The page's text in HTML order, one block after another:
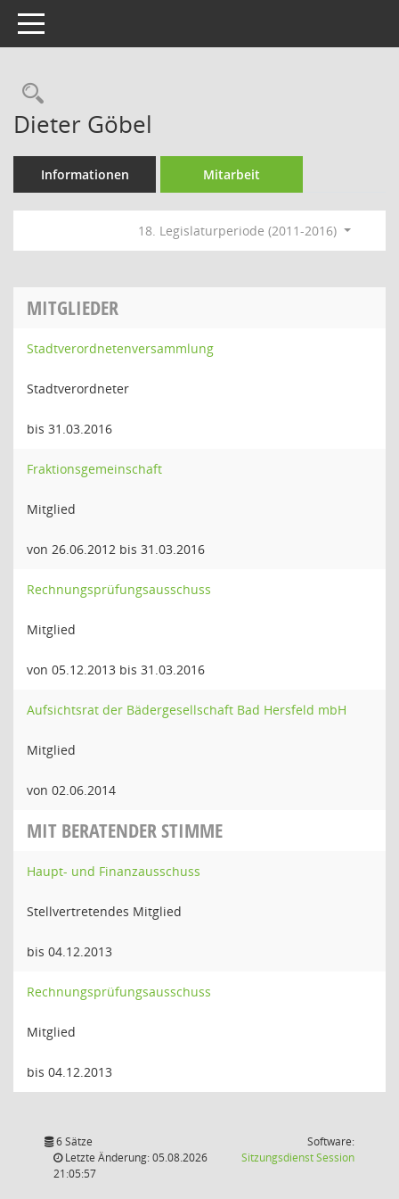
Toggle navigation
Rechercheauswahl
Dieter Göbel
Informationen Mitarbeit
18. Legislaturperiode (2011-2016)
MITGLIEDER
Stadtverordnetenversammlung
Stadtverordneter
bis 31.03.2016
Fraktionsgemeinschaft
Mitglied
von 26.06.2012 bis 31.03.2016
Rechnungsprüfungsausschuss
Mitglied
von 05.12.2013 bis 31.03.2016
Aufsichtsrat der Bädergesellschaft Bad Hersfeld mbH
Mitglied
von 02.06.2014
MIT BERATENDER STIMME
Haupt- und Finanzausschuss
Stellvertretendes Mitglied
bis 04.12.2013
Rechnungsprüfungsausschuss
Mitglied
bis 04.12.2013
6 Sätze
Letzte Änderung: 05.08.2026
21:05:57
Software:
SitzungsdienstSession(Wird in